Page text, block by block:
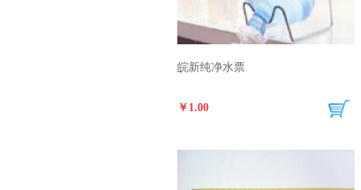
皖新纯净水票
￥1.00